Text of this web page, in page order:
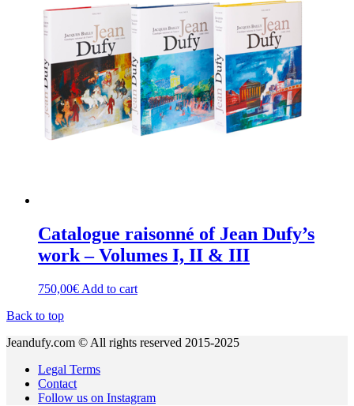
Catalogue raisonné of Jean Dufy’s
work – Volumes I, II & III
750,00€ Add to cart
Back to top
Jeandufy.com © All rights reserved 2015-2025
Legal Terms
Contact
Follow us on Instagram